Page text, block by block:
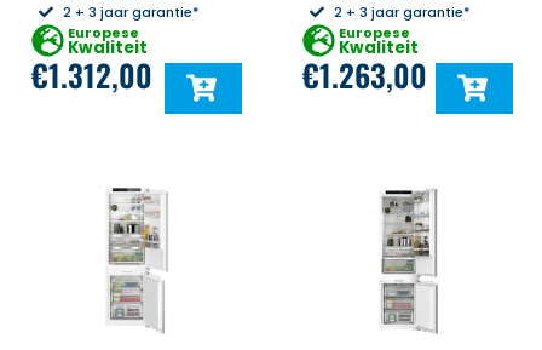
2 + 3 jaar garantie*
Europese
Kwaliteit
€1.312,00
2 + 3 jaar garantie*
Europese
Kwaliteit
€1.263,00